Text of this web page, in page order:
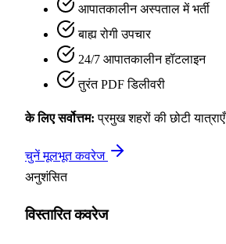
आपातकालीन अस्पताल में भर्ती
बाह्य रोगी उपचार
24/7 आपातकालीन हॉटलाइन
तुरंत PDF डिलीवरी
के लिए सर्वोत्तम: प्रमुख शहरों की छोटी यात्राएँ
चुनें मूलभूत कवरेज
अनुशंसित
विस्तारित कवरेज